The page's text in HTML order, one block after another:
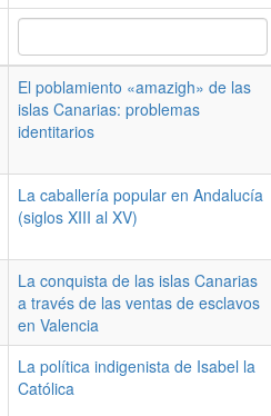
El poblamiento «amazigh» de las
islas Canarias: problemas
identitarios
La caballería popular en Andalucía
(siglos XIII al XV)
La conquista de las islas Canarias
a través de las ventas de esclavos
en Valencia
La política indigenista de Isabel la
Católica